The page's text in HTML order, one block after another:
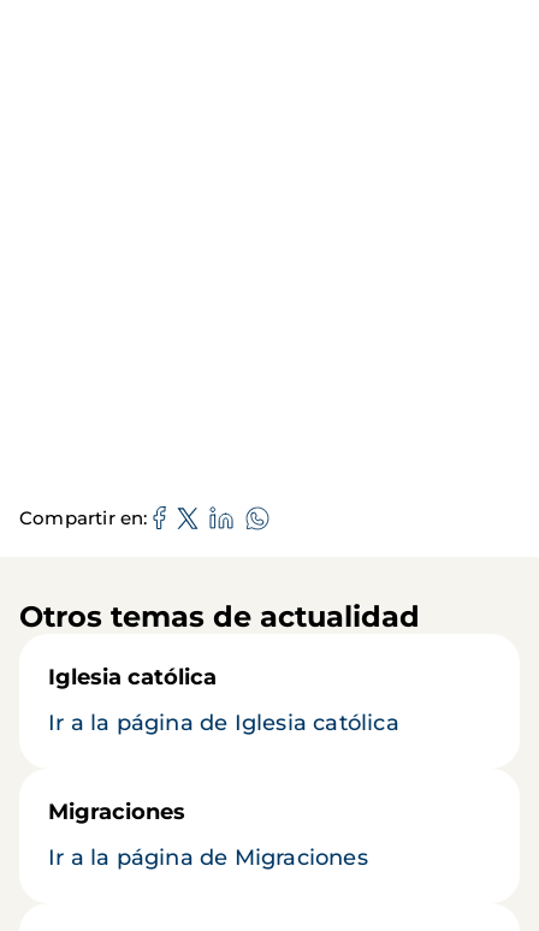
Compartir en
Otros temas de actualidad
Iglesia católica
Ir a la página de Iglesia católica
Migraciones
Ir a la página de Migraciones